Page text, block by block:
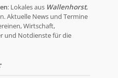
: Lokales aus Wallenhorst,
Aktuelle News und Termine
Wirtschaft,
und Notdienste für die